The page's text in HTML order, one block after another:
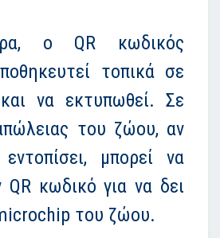
ο QR κωδικός
τοπικά σε
να εκτυπωθεί. Σε
του ζώου, αν
μπορεί να
κωδικό για να δει
του ζώου.